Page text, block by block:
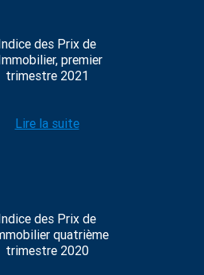
Indice des Prix de
premier
trimestre 2021
Lire la suite
Indice des Prix de
quatrième
trimestre 2020